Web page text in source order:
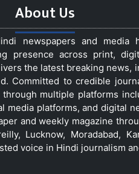
About Us
newspapers and media
presence across print,
the latest breaking news,
Committed to credible
multiple platforms
media platforms, and digital
and weekly magazine
Lucknow, Moradabad,
voice in Hindi journalism